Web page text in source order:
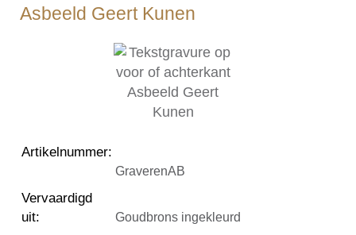
Asbeeld Geert Kunen
Artikelnummer:
GraverenAB
Vervaardigd
uit: Goudbrons ingekleurd